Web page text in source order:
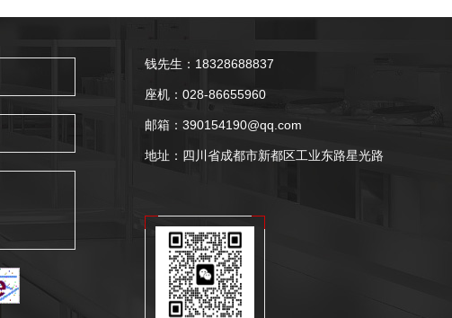
钱先生：18328688837
座机：028-86655960
邮箱：390154190@qq.com
地址：四川省成都市新都区工业东路星光路